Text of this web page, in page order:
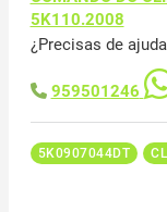
5K110.2008
¿Precisas de
959501246
5K0907044DT